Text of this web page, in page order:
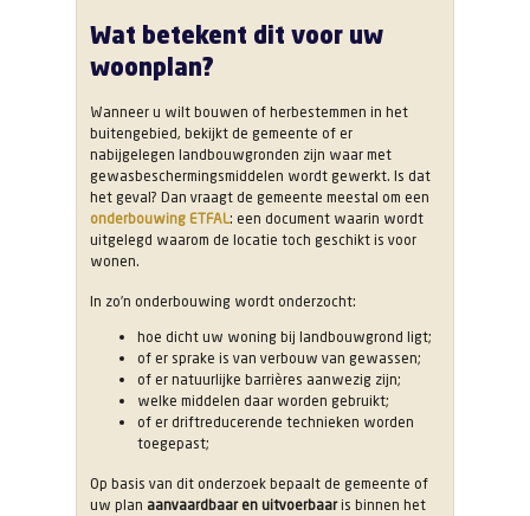
Wat betekent dit voor uw
woonplan?
Wanneer u wilt bouwen of herbestemmen in het
buitengebied, bekijkt de gemeente of er
nabijgelegen landbouwgronden zijn waar met
gewasbeschermingsmiddelen wordt gewerkt. Is dat
het geval? Dan vraagt de gemeente meestal om een
onderbouwing ETFAL: een document waarin wordt
uitgelegd waarom de locatie toch geschikt is voor
wonen.
In zo’n onderbouwing wordt onderzocht:
hoe dicht uw woning bij landbouwgrond ligt;
of er sprake is van verbouw van gewassen;
of er natuurlijke barrières aanwezig zijn;
welke middelen daar worden gebruikt;
of er driftreducerende technieken worden
toegepast;
Op basis van dit onderzoek bepaalt de gemeente of
uw plan aanvaardbaar en uitvoerbaaris binnen het